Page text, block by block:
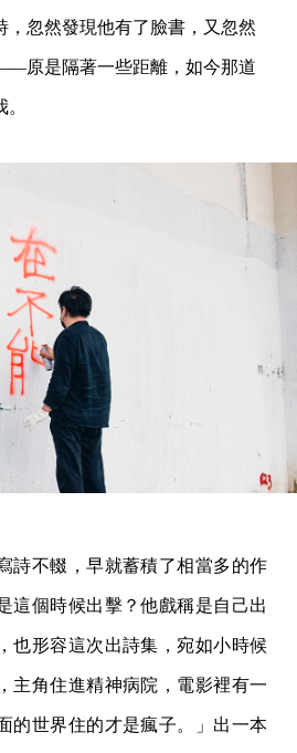
，忽然發現他有了臉書，又忽然
原是隔著一些距離，如今那道
詩不輟，早就蓄積了相當多的作
這個時候出擊？他戲稱是自己出
也形容這次出詩集，宛如小時候
主角住進精神病院，電影裡有一
的世界住的才是瘋子。」出一本